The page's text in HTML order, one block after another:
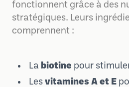
fonctionnent grâce à des
stratégiques. Leurs
comprennent :
La biotine pour
Les vitamines A et E